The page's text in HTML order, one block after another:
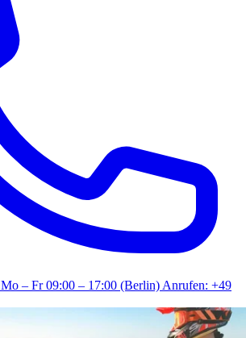
Mo – Fr 09:00 – 17:00 (Berlin)Anrufen: +49